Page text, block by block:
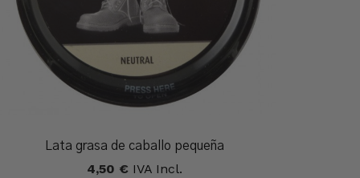
Lata grasa de caballo pequeña
4,50 € IVA Incl.